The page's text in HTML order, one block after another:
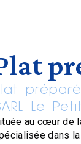
Le
au cœur de
dans